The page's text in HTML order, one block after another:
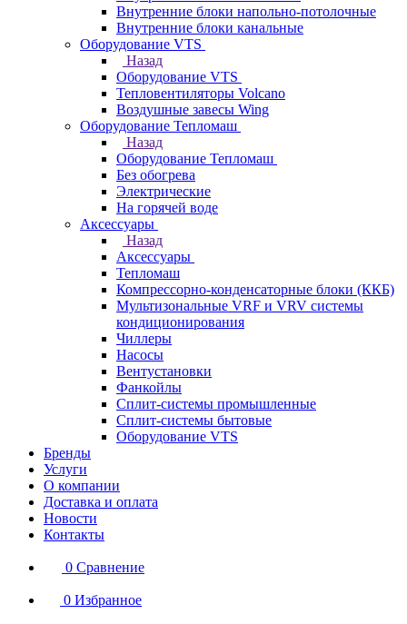
Внутренние блоки напольно-потолочные
Внутренние блоки канальные
Оборудование VTS
Назад
Оборудование VTS
Тепловентиляторы Volcano
Воздушные завесы Wing
Оборудование Тепломаш
Назад
Оборудование Тепломаш
Без обогрева
Электрические
На горячей воде
Аксессуары
Назад
Аксессуары
Тепломаш
Компрессорно-конденсаторные блоки (ККБ)
Мультизональные VRF и VRV системы
кондиционирования
Чиллеры
Насосы
Вентустановки
Фанкойлы
Сплит-системы промышленные
Сплит-системы бытовые
Оборудование VTS
Бренды
Услуги
О компании
Доставка и оплата
Новости
Контакты
0 Сравнение
0 Избранное